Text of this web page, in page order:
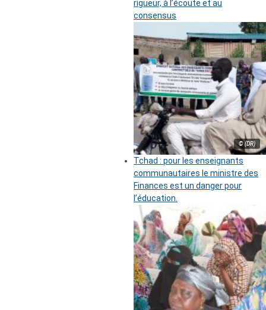
rigueur, à l’écoute et au
consensus
© (DR)
Tchad : pour les enseignants
communautaires le ministre des
Finances est un danger pour
l’éducation.